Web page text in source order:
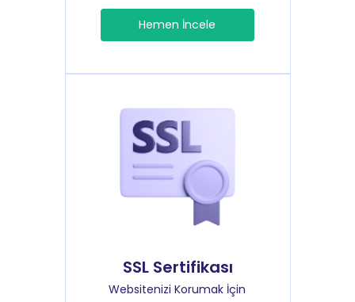
Hemen İncele
SSL Sertifikası
Websitenizi Korumak İçin